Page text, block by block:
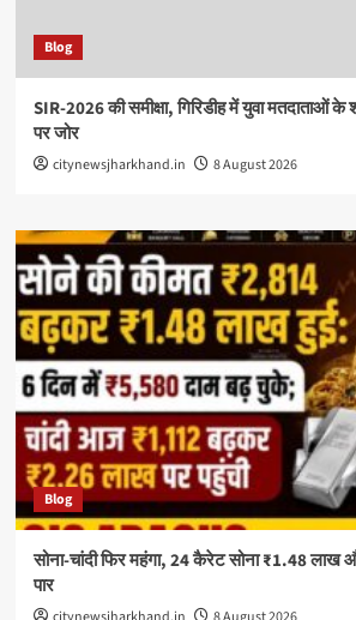
Blog
SIR-2026 की समीक्षा, गिरिडीह में युवा मतदाताओं
पर जोर
citynewsjharkhand.in 8 August 2026
Blog
सोना-चांदी फिर महंगा, 24 कैरेट सोना ₹1.48 लाख
पार